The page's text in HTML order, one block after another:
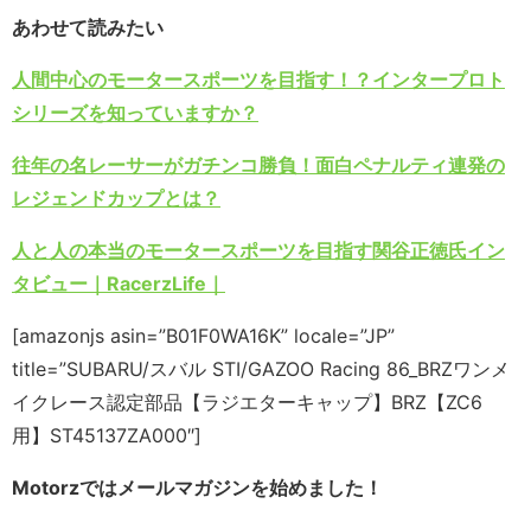
あわせて読みたい
人間中心のモータースポーツを目指す！？インタープロト
シリーズを知っていますか？
往年の名レーサーがガチンコ勝負！面白ペナルティ連発の
レジェンドカップとは？
人と人の本当のモータースポーツを目指す関谷正徳氏イン
タビュー｜RacerzLife｜
[amazonjs asin=”B01F0WA16K” locale=”JP”
title=”SUBARU/スバル STI/GAZOO Racing 86_BRZワンメ
イクレース認定部品【ラジエターキャップ】BRZ【ZC6
用】ST45137ZA000″]
Motorzではメールマガジンを始めました！